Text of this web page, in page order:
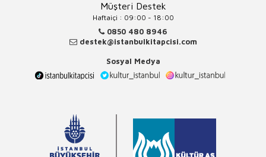
Müşteri Destek
Haftaiçi : 09:00 - 18:00
0850 480 8946
destek@istanbulkitapcisi.com
Sosyal Medya